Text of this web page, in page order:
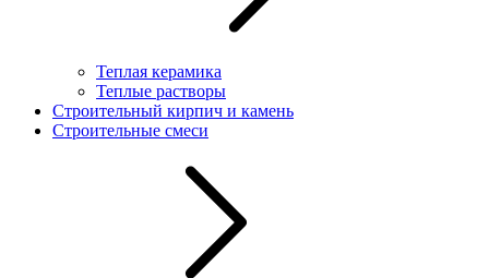
Теплая керамика
Теплые растворы
Строительный кирпич и камень
Строительные смеси